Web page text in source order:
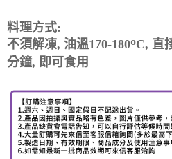
料理方式:
不須解凍, 油溫170-180ᴼC, 直
分鐘, 即可食用